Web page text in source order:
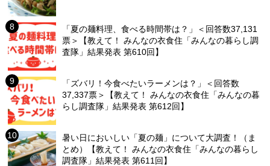
「夏の麺料理、食べる時間帯は？」＜回答数37,131
票＞【教えて！ みんなの衣食住「みんなの暮らし調
査隊」結果発表 第610回】
「ズバリ！今食べたいラーメンは？」＜回答数
37,337票＞【教えて！ みんなの衣食住「みんなの暮
らし調査隊」結果発表 第612回】
暑い日においしい「夏の麺」について大調査！（ま
とめ）【教えて！ みんなの衣食住「みんなの暮らし
調査隊」結果発表 第611回】